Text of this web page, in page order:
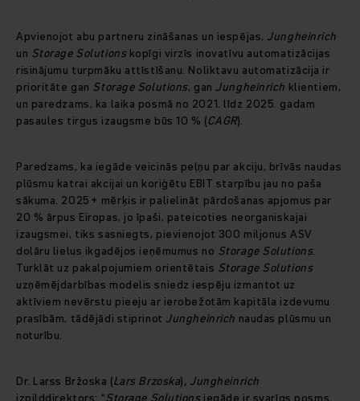
Apvienojot abu partneru zināšanas un iespējas, Jungheinrich
un Storage Solutionskopīgi virzīs inovatīvu automatizācijas
risinājumu turpmāku attīstīšanu. Noliktavu automatizācija ir
prioritāte gan Storage Solutions, gan Jungheinrich klientiem,
un paredzams, ka laika posmā no 2021. līdz 2025. gadam
pasaules tirgus izaugsme būs 10 % (CAGR).
Paredzams, ka iegāde veicinās peļņu par akciju, brīvās naudas
plūsmu katrai akcijai un koriģētu EBIT starpību jau no paša
sākuma. 2025+ mērķis ir palielināt pārdošanas apjomus par
20 % ārpus Eiropas, jo īpaši, pateicoties neorganiskajai
izaugsmei, tiks sasniegts, pievienojot 300 miljonus ASV
dolāru lielus ikgadējos ieņēmumus no Storage Solutions.
Turklāt uz pakalpojumiem orientētais Storage Solutions
uzņēmējdarbības modelis sniedz iespēju izmantot uz
aktīviem nevērstu pieeju ar ierobežotām kapitāla izdevumu
prasībām, tādējādi stiprinot Jungheinrich naudas plūsmu un
noturību.
Dr. Larss Bržoska (Lars Brzoska), Jungheinrich